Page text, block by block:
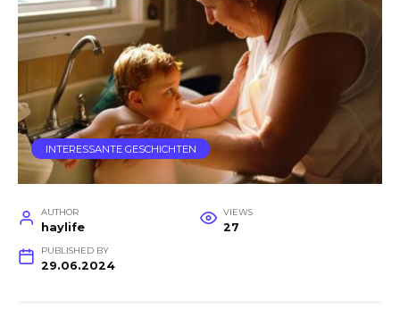
INTERESSANTE GESCHICHTEN
AUTHOR
haylife
VIEWS
27
PUBLISHED BY
29.06.2024